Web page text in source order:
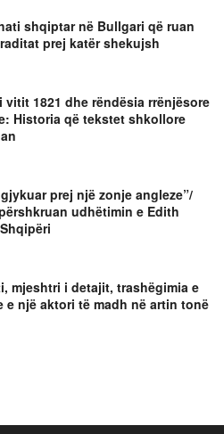
shqiptar në Bullgari që ruan
prej katër shekujsh
vitit 1821 dhe rëndësia rrënjësore
Historia që tekstet shkollore
prej një zonje angleze”/
udhëtimin e Edith
mjeshtri i detajit, trashëgimia e
e një aktori të madh në artin tonë